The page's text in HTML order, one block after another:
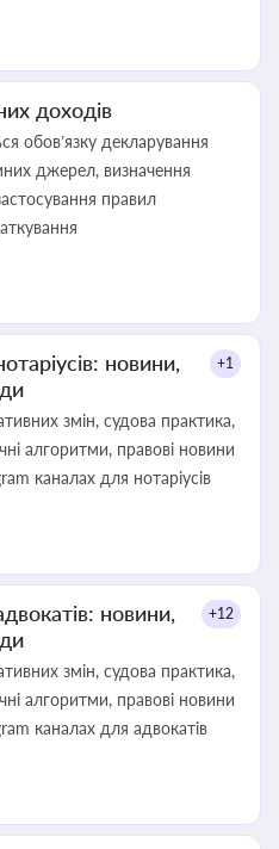
доходів
обов’язку декларування
джерел, визначення
правил
новини,
+1
змін, судова практика,
алгоритми, правові новини
каналах для нотаріусів
новини,
+12
змін, судова практика,
алгоритми, правові новини
каналах для адвокатів